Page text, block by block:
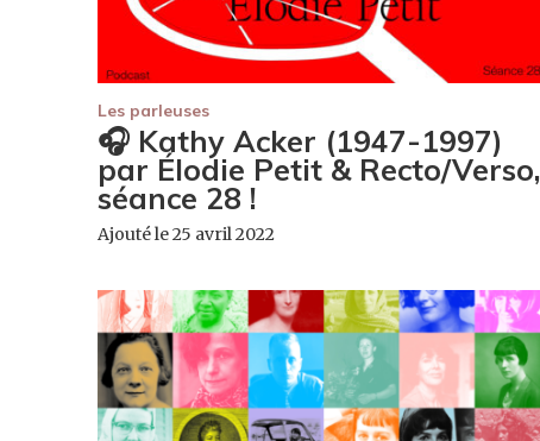
Les parleuses
🎧 Kathy Acker (1947-1997)
par Élodie Petit & Recto/Verso,
séance 28 !
Ajouté le 25 avril 2022